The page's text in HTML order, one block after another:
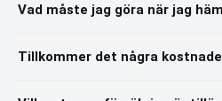
Vad måste jag göra när jag
Tillkommer det några